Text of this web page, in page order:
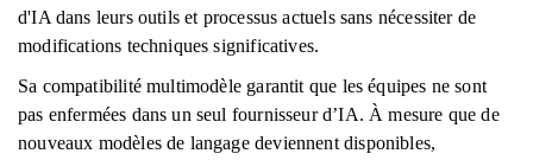
d'IA dans leurs outils et processus actuels sans nécessiter de
modifications techniques significatives.
Sa compatibilité multimodèle garantit que les équipes ne sont
pas enfermées dans un seul fournisseur d’IA. À mesure que de
nouveaux modèles de langage deviennent disponibles,